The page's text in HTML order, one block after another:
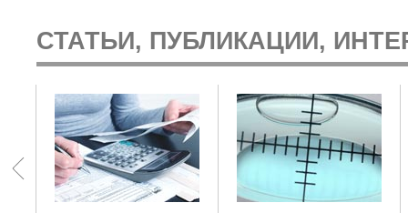
СТАТЬИ, ПУБЛИКАЦИИ,